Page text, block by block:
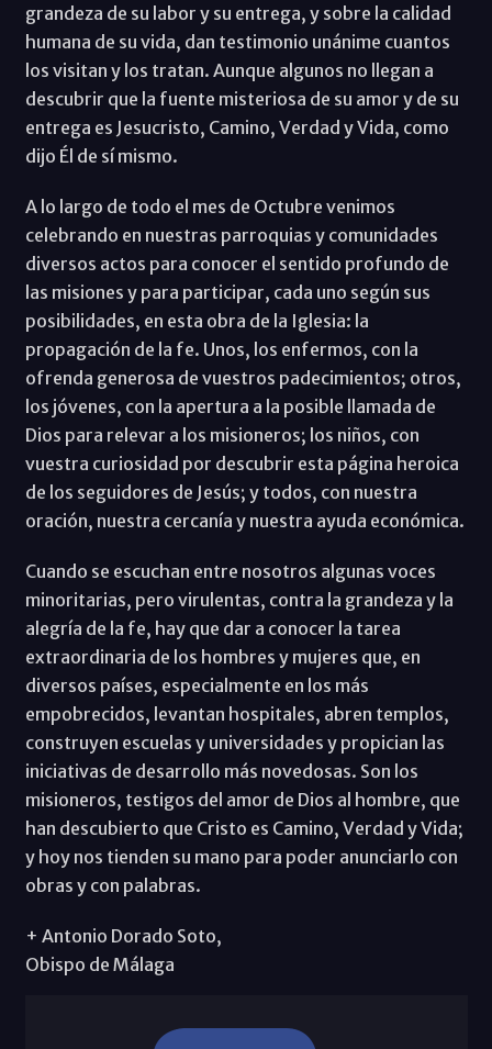
grandeza de su labor y su entrega, y sobre la calidad
humana de su vida, dan testimonio unánime cuantos
los visitan y los tratan. Aunque algunos no llegan a
descubrir que la fuente misteriosa de su amor y de su
entrega es Jesucristo, Camino, Verdad y Vida, como
dijo Él de sí mismo.
A lo largo de todo el mes de Octubre venimos
celebrando en nuestras parroquias y comunidades
diversos actos para conocer el sentido profundo de
las misiones y para participar, cada uno según sus
posibilidades, en esta obra de la Iglesia: la
propagación de la fe. Unos, los enfermos, con la
ofrenda generosa de vuestros padecimientos; otros,
los jóvenes, con la apertura a la posible llamada de
Dios para relevar a los misioneros; los niños, con
vuestra curiosidad por descubrir esta página heroica
de los seguidores de Jesús; y todos, con nuestra
oración, nuestra cercanía y nuestra ayuda económica.
Cuando se escuchan entre nosotros algunas voces
minoritarias, pero virulentas, contra la grandeza y la
alegría de la fe, hay que dar a conocer la tarea
extraordinaria de los hombres y mujeres que, en
diversos países, especialmente en los más
empobrecidos, levantan hospitales, abren templos,
construyen escuelas y universidades y propician las
iniciativas de desarrollo más novedosas. Son los
misioneros, testigos del amor de Dios al hombre, que
han descubierto que Cristo es Camino, Verdad y Vida;
y hoy nos tienden su mano para poder anunciarlo con
obras y con palabras.
+ Antonio Dorado Soto,
Obispo de Málaga